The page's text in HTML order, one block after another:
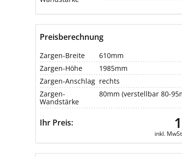
Preisberechnung
Zargen-Breite 610mm
Zargen-Höhe
1985mm
Zargen-Anschlag rechts
Zargen-
Wandstärke
80mm (verstellbar 80-
Ihr Preis:
inkl.